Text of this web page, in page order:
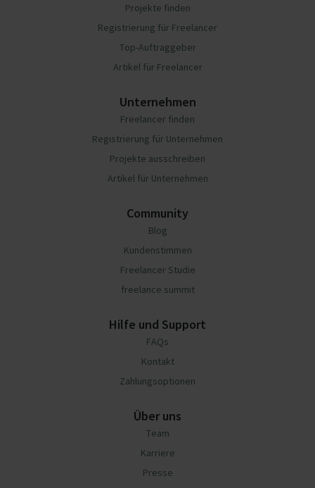
Projekte finden
Registrierung für Freelancer
Top-Auftraggeber
Artikel für Freelancer
Unternehmen
Freelancer finden
Registrierung für Unternehmen
Projekte ausschreiben
Artikel für Unternehmen
Community
Blog
Kundenstimmen
Freelancer Studie
freelance summit
Hilfe und Support
FAQs
Kontakt
Zahlungsoptionen
Über uns
Team
Karriere
Presse